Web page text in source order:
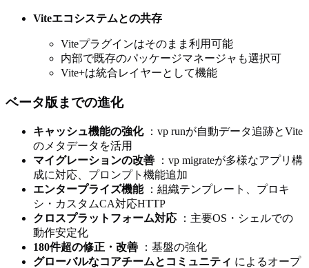
Viteエコシステムとの共存
Viteプラグインはそのまま利用可能
内部で既存のパッケージマネージャも選択可
Vite+は統合レイヤーとして機能
ベータ版までの進化
キャッシュ機能の強化：vp runが自動データ追跡とVite
のメタデータを活用
マイグレーションの改善 ：vp migrateが多様なアプリ構
成に対応、プロンプト機能追加
エンタープライズ機能：組織テンプレート、プロキ
シ・カスタムCA対応HTTP
クロスプラットフォーム対応 ：主要OS・シェルでの
動作安定化
180件超の修正・改善 ：基盤の強化
グローバルなコアチームとコミュニティ によるオープ